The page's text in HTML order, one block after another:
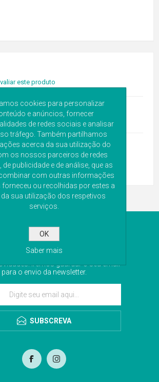
este produto
NEWSLETTER
a nossa newsletter para receber as
Iremos guardar o seu email
para o envio da newsletter.
SUBSCREVA
cookies para personalizar
e anúncios, fornecer
de redes sociais e analisar
tráfego. Também partilhamos
acerca da sua utilização do
os nossos parceiros de redes
de publicidade e de análise, que as
com outras informações
forneceu ou recolhidas por estes a
da sua utilização dos respetivos
serviços.
OK
Saber mais